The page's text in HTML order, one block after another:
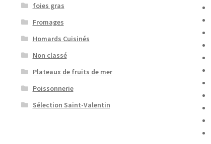
foies gras
Fromages
Homards Cuisinés
Non classé
Plateaux de fruits de mer
Poissonnerie
Sélection Saint-Valentin